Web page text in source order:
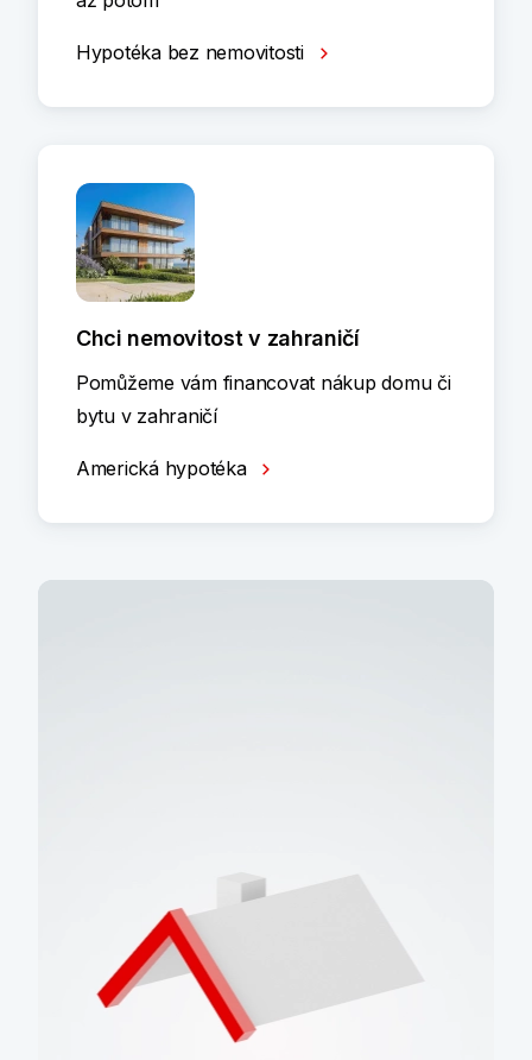
Hypotéka bez nemovitosti
Chci nemovitost v zahraničí
Pomůžeme vám financovat nákup domu či
bytu v zahraničí
Americká hypotéka